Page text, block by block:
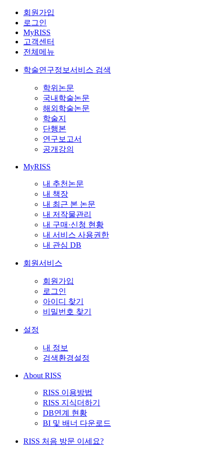
회원가입
로그인
MyRISS
고객센터
전체메뉴
학술연구정보서비스 검색
학위논문
국내학술논문
해외학술논문
학술지
단행본
연구보고서
공개강의
MyRISS
내 추천논문
내 책장
내 최근 본 논문
내 저작물관리
내 구매·신청 현황
내 서비스 사용권한
내 관심 DB
회원서비스
회원가입
로그인
아이디 찾기
비밀번호 찾기
설정
내 정보
검색환경설정
About RISS
RISS 이용방법
RISS 지식더하기
DB연계 현황
BI 및 배너 다운로드
RISS 처음 방문 이세요?